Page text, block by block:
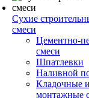
Сухие
смеси
Цементно-
смеси
Шпатлевки
Наливной
Кладочные
монтажные